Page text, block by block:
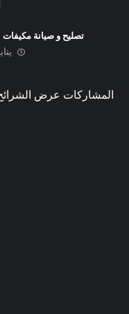
تصليح و صيانة مكيفات عجمان
يناير
المشاركات عرض